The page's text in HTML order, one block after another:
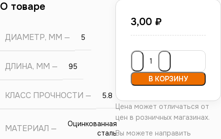
3,00 ₽
В КОРЗИНУ
Цена может отличаться от
цен в розничных магазинах.
Вы можете направить
О товаре
ДИАМЕТР, ММ 5
ДЛИНА, ММ 95
КЛАСС ПРОЧНОСТИ 5.8
МАТЕРИАЛ
Оцинкованная
сталь